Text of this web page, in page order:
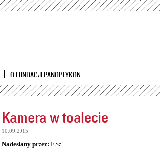
Przejdź
O FUNDACJI PANOPTYKON
Kamera w toalecie
10.09.2015
Nadesłany przez: F.Sz